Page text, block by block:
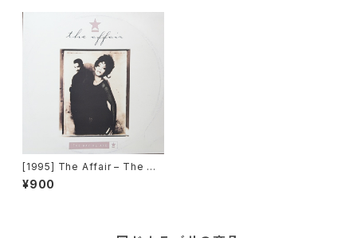
[1995] The Affair – The Wa
y We Are [4th & Broadway]
¥900